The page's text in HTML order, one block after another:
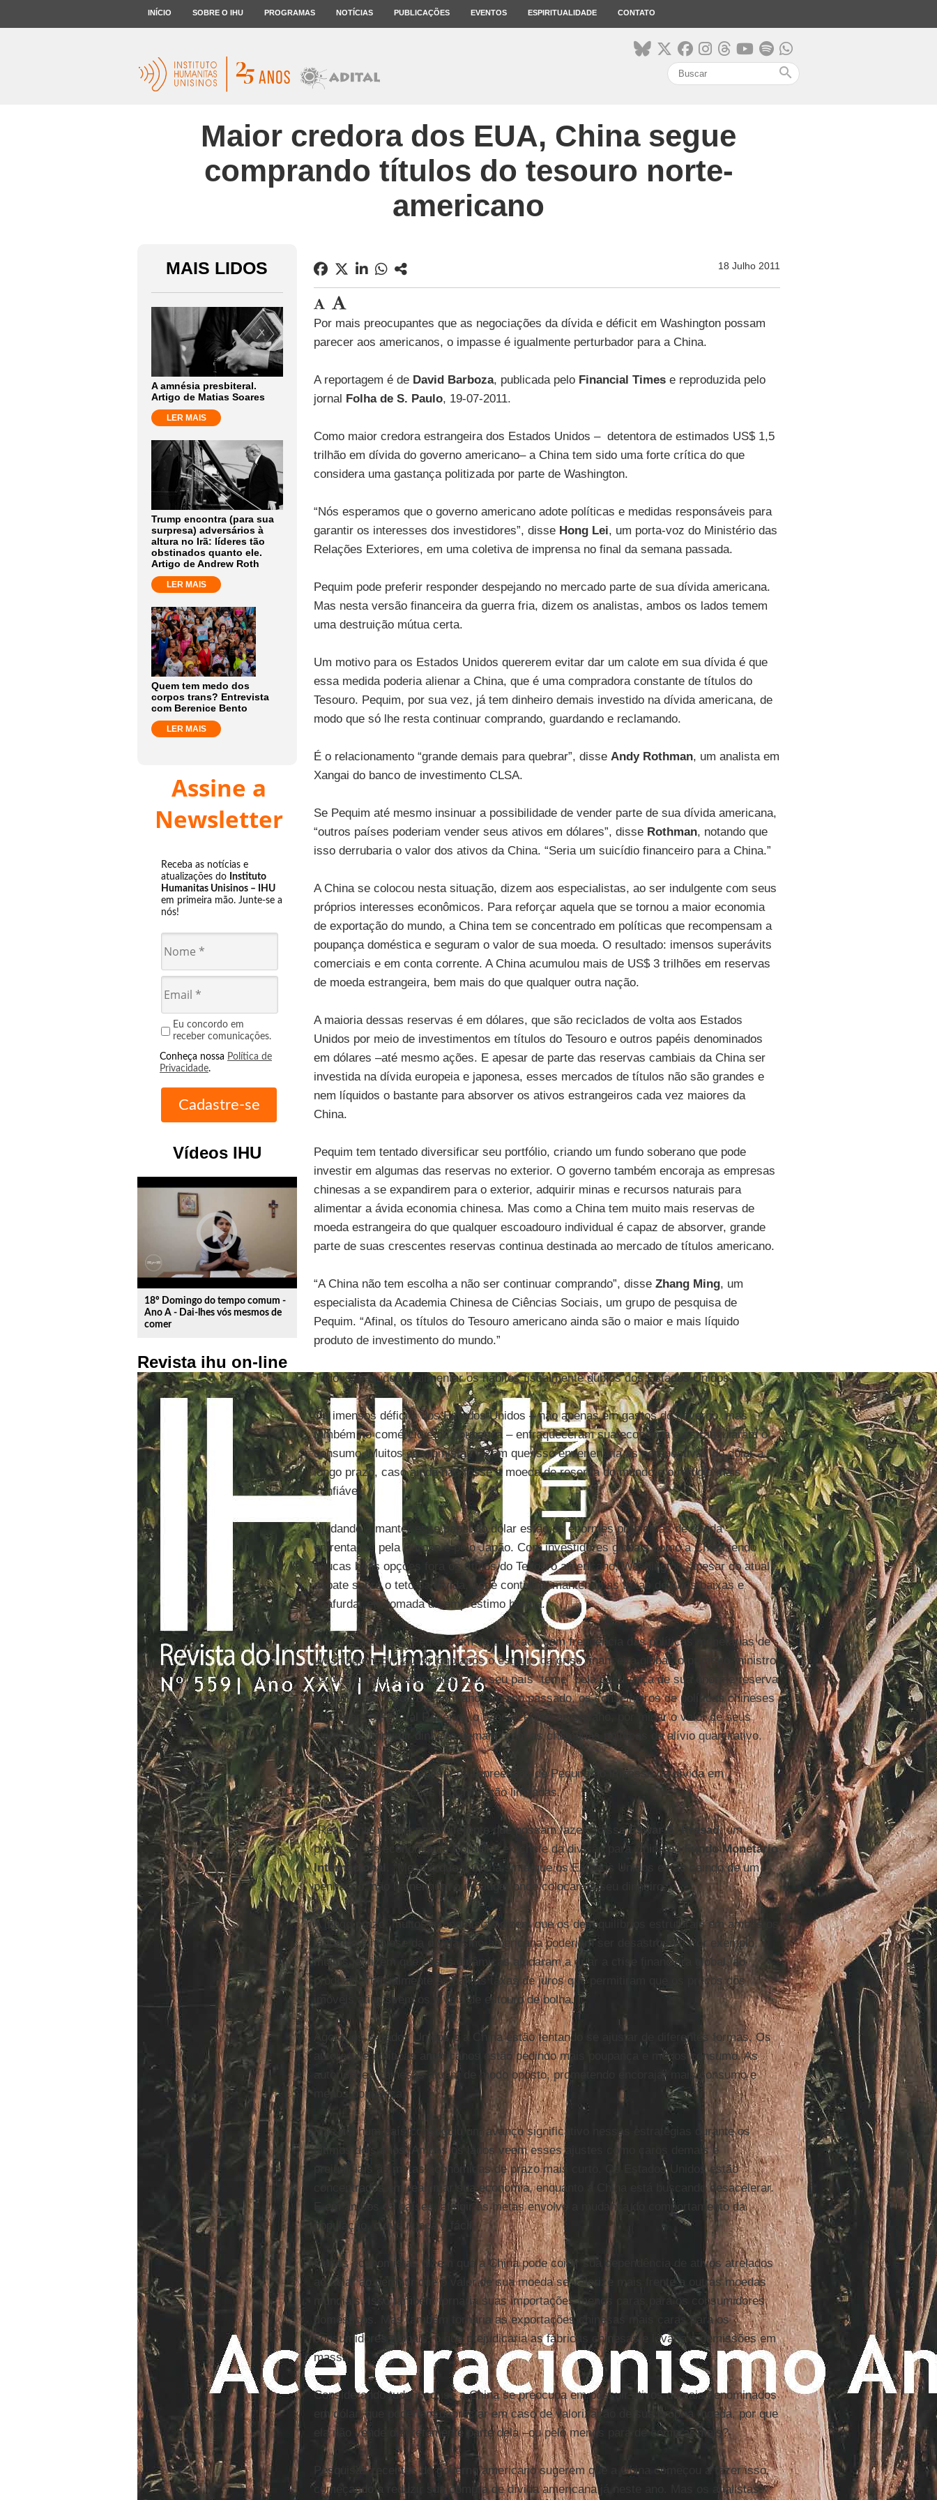
INÍCIO SOBRE O IHU PROGRAMAS NOTÍCIAS PUBLICAÇÕES EVENTOS ESPIRITUALIDADE CONTATO
search
Maior credora dos EUA, China segue
comprando títulos do tesouro norte-
americano
MAIS LIDOS
A amnésia presbiteral.
Artigo de Matias Soares
LER MAIS
Trump encontra (para sua
surpresa) adversários à
altura no Irã: líderes tão
obstinados quanto ele.
Artigo de Andrew Roth
LER MAIS
Quem tem medo dos
corpos trans? Entrevista
com Berenice Bento
LER MAIS
Assine a
Newsletter
Receba as notícias e
atualizações do Instituto
Humanitas Unisinos – IHU
em primeira mão. Junte-se a
nós!
Eu concordo em
receber comunicações.
Conheça nossa Política de
Privacidade.
Vídeos IHU
play_circle_outline
18º Domingo do tempo comum -
Ano A - Dai-lhes vós mesmos de
comer
Revista ihu on-line
18 Julho 2011
Por mais preocupantes que as negociações da dívida e déficit em Washington possam
parecer aos americanos, o impasse é igualmente perturbador para a China.
A reportagem é de David Barboza, publicada pelo Financial Timese reproduzida pelo
jornal Folha de S. Paulo, 19-07-2011.
Como maior credora estrangeira dos Estados Unidos – detentora de estimados US$ 1,5
trilhão em dívida do governo americano– a China tem sido uma forte crítica do que
considera uma gastança politizada por parte de Washington.
“Nós esperamos que o governo americano adote políticas e medidas responsáveis para
garantir os interesses dos investidores”, disse Hong Lei, um porta-voz do Ministério das
Relações Exteriores, em uma coletiva de imprensa no final da semana passada.
Pequim pode preferir responder despejando no mercado parte de sua dívida americana.
Mas nesta versão financeira da guerra fria, dizem os analistas, ambos os lados temem
uma destruição mútua certa.
Um motivo para os Estados Unidos quererem evitar dar um calote em sua dívida é que
essa medida poderia alienar a China, que é uma compradora constante de títulos do
Tesouro. Pequim, por sua vez, já tem dinheiro demais investido na dívida americana, de
modo que só lhe resta continuar comprando, guardando e reclamando.
É o relacionamento “grande demais para quebrar”, disse Andy Rothman, um analista em
Xangai do banco de investimento CLSA.
Se Pequim até mesmo insinuar a possibilidade de vender parte de sua dívida americana,
“outros países poderiam vender seus ativos em dólares”, disse Rothman, notando que
isso derrubaria o valor dos ativos da China. “Seria um suicídio financeiro para a China.”
A China se colocou nesta situação, dizem aos especialistas, ao ser indulgente com seus
próprios interesses econômicos. Para reforçar aquela que se tornou a maior economia
de exportação do mundo, a China tem se concentrado em políticas que recompensam a
poupança doméstica e seguram o valor de sua moeda. O resultado: imensos superávits
comerciais e em conta corrente. A China acumulou mais de US$ 3 trilhões em reservas
de moeda estrangeira, bem mais do que qualquer outra nação.
A maioria dessas reservas é em dólares, que são reciclados de volta aos Estados
Unidos por meio de investimentos em títulos do Tesouro e outros papéis denominados
em dólares –até mesmo ações. E apesar de parte das reservas cambiais da China ser
investida na dívida europeia e japonesa, esses mercados de títulos não são grandes e
nem líquidos o bastante para absorver os ativos estrangeiros cada vez maiores da
China.
Pequim tem tentado diversificar seu portfólio, criando um fundo soberano que pode
investir em algumas das reservas no exterior. O governo também encoraja as empresas
chinesas a se expandirem para o exterior, adquirir minas e recursos naturais para
alimentar a ávida economia chinesa. Mas como a China tem muito mais reservas de
moeda estrangeira do que qualquer escoadouro individual é capaz de absorver, grande
parte de suas crescentes reservas continua destinada ao mercado de títulos americano.
“A China não tem escolha a não ser continuar comprando”, disse Zhang Ming, um
especialista da Academia Chinesa de Ciências Sociais, um grupo de pesquisa de
Pequim. “Afinal, os títulos do Tesouro americano ainda são o maior e mais líquido
produto de investimento do mundo.”
Tudo isso ajudou a alimentar os hábitos fiscalmente dúbios dos Estados Unidos.
Os imensos déficits dos Estados Unidos – não apenas em gastos do governo, mas
também no comércio e na poupança – enfraqueceram sua economia e estrangularam o
consumo. Muitos economistas dizem que isso envenenaria as perspectivas do dólar a
longo prazo, caso ainda não fosse a moeda de reserva do mundo e o refúgio mais
confiável.
Ajudando a manter esse papel do dólar estão os enormes problemas de dívida
enfrentados pela Europa e pelo Japão. Com investidores globais como a China tendo
poucas boas opções fora os títulos do Tesouro americano, Washington, apesar do atual
debate sobre o teto da dívida, pode continuar mantendo as taxas de juros baixas e
chafurdar em tomada de empréstimo barata.
Nos últimos anos, Pequim tem se queixado com frequência das políticas monetárias de
Washington. Em 2009, logo após o estouro da crise financeira global, o primeiro-ministro
da China, Wen Jiabao, disse que seu país “teme” pela segurança de sua enorme reserva
de títulos do Tesouro americano. No ano passado, os conselheiros de políticas chineses
criticaram o Federal Reserve, o banco central americano, por minar o valor de seus
ativos ao “imprimir dinheiro demais” com as chamadas políticas de alívio quantitativo.
Mas mesmo agora, apesar da repreensão de Pequim ao impasse da dívida em
Washington, as opções da China são limitadas.
“Realmente não há nada diferente que possam fazer”, disseEswar S. Prasad, um
professor de economia de Cornell e ex-chefe da divisão para China do
Fundo Monetário
Internacional
. “Mesmo que a China sinta que os Estados Unidos estão caindo de um
penhasco, não há nenhum outro lugar onde colocarem seu dinheiro.”
A longo prazo, muitos economistas dizem que os desequilíbrios estruturais em ambos os
lados da simbiose da dívida sino-americana poderiam ser desastrosos. Por exemplo,
muitos já dizem que essas dinâmicas ajudaram a criar a crise financeira global, ao
produzir artificialmente as baixas taxas de juros que permitiram que os preços dos
imóveis atingissem os níveis de estouro de bolha.
Agora, os Estados Unidos e a China estão tentando se ajustar de diferentes formas. Os
autores de políticas americanos estão pedindo mais poupança e menos consumo. As
autoridades chinesas atuam de modo oposto, prometendo encorajar mais consumo e
menos poupança.
Mas nenhum país conseguiu um avanço significativo nessas estratégias durante os
últimos dois anos. Ambos os lados veem esses ajustes como caros demais e
prejudiciais às metas econômicas de prazo mais curto. Os Estados Unidos estão
concentrados em reanimar sua economia, enquanto a China está buscando desacelerar.
E em ambos os países, atingir as metas envolve a mudança do comportamento da
população, o que nunca é fácil.
Muitos economistas dizem que a China pode coibir sua dependência de ativos atrelados
ao dólar ao permitir que o valor de sua moeda se valorize mais frente a outras moedas
mundiais. Isso também tornaria suas importações menos caras para os consumidores
domésticos. Mas também tornaria as exportações chinesas mais caras para os
consumidores globais, o que prejudicaria as fábricas chinesas e levaria a demissões em
massa.
Considerando tudo isso, se a China se preocupa em possuir ativos demais denominados
em dólar, que poderiam depreciar em caso de valorização de sua própria moeda, por que
ela não vende discretamente parte dela –ou pelo menos para de comprar mais?
Pesquisas recentes do governo americano sugerem que a China começou a fazer isso,
começando a reduzir sua compra de dívida americana já neste ano. Mas os analistas